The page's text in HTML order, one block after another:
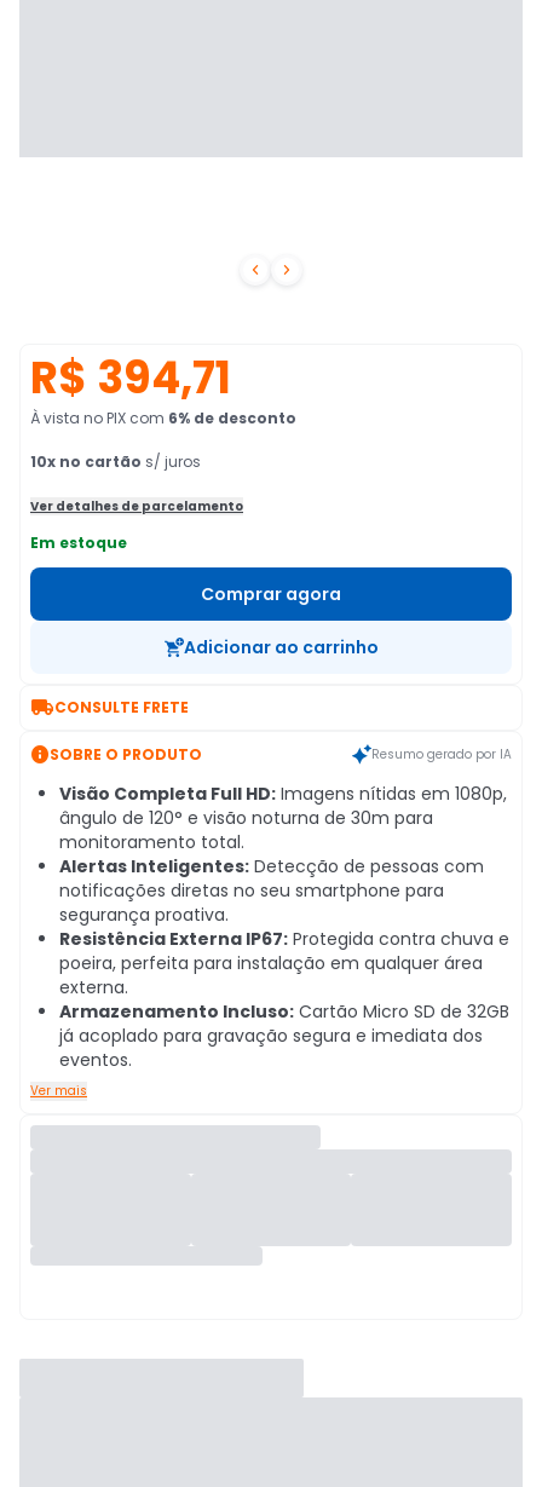
 
R$ 394,71
À vista no PIX com 6% de desconto
10x no cartão s/ juros
Ver detalhes de parcelamento
Em estoque
Comprar agora
Adicionar ao carrinho
CONSULTE FRETE
SOBRE O PRODUTO Resumo gerado por IA
Visão Completa Full HD: Imagens nítidas em 1080p,
ângulo de 120° e visão noturna de 30m para
monitoramento total.
Alertas Inteligentes: Detecção de pessoas com
notificações diretas no seu smartphone para
segurança proativa.
Resistência Externa IP67: Protegida contra chuva e
poeira, perfeita para instalação em qualquer área
externa.
Armazenamento Incluso: Cartão Micro SD de 32GB
já acoplado para gravação segura e imediata dos
eventos.
Ver mais